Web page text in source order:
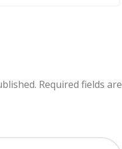
Required fields are